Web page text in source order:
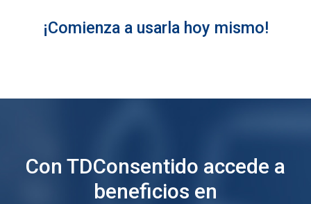
¡Comienza a usarla hoy mismo!
Con TDConsentido accede a
beneficios en